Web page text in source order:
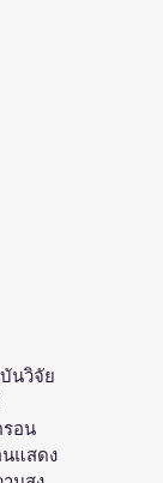
นวิจัย
อน
แสดง